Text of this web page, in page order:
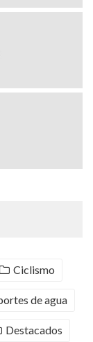
Ciclismo
de agua
Destacados